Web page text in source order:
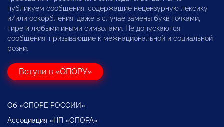
публикуем сообщения, содержащие нецензурную лексику
и/или оскорбления, даже в случае замены букв точками,
тире и любыми иными символами. Не допускаются
сообщения, призывающие к межнациональной и социальной
розни.
Вступи в «ОПОРУ»
Об «ОПОРЕ РОССИИ»
Ассоциация «НП «ОПОРА»